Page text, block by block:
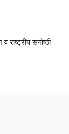
राष्ट्रीय संगोष्ठी